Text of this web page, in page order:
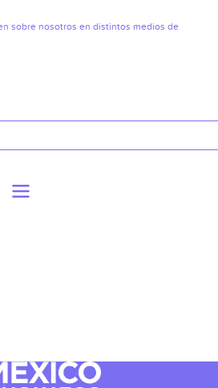
sobre nosotros en distintos medios de